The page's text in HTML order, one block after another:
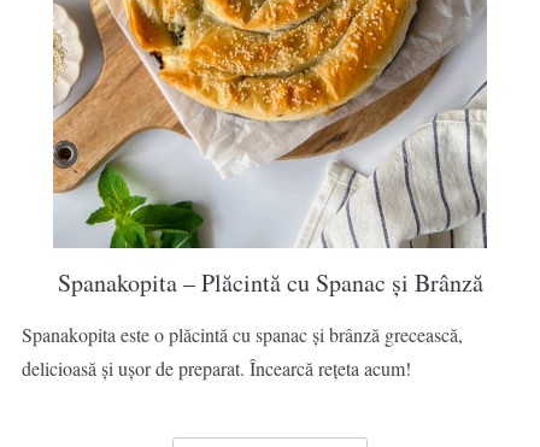
Spanakopita – Plăcintă cu Spanac și Brânză
Spanakopita este o plăcintă cu spanac și brânză grecească,
delicioasă și ușor de preparat. Încearcă rețeta acum!